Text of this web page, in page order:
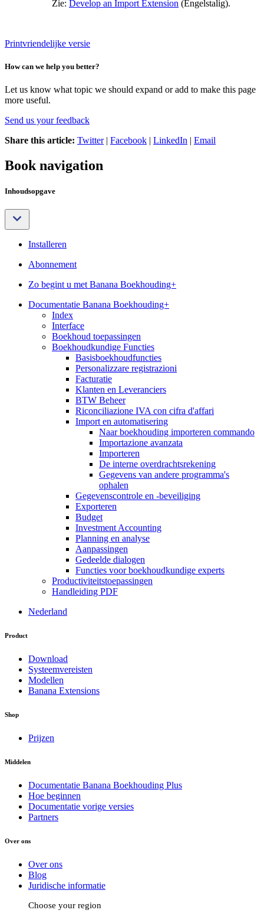
Zie: Develop an Import Extension (Engelstalig).
Printvriendelijke versie
How can we help you better?
Let us know what topic we should expand or add to make this page
more useful.
Send us your feedback
Share this article: Twitter| Facebook | LinkedIn | Email
Book navigation
Inhoudsopgave
Installeren
Abonnement
Zo begint u met Banana Boekhouding+
Documentatie Banana Boekhouding+
Index
Interface
Boekhoud toepassingen
Boekhoudkundige Functies
Basisboekhoudfuncties
Personalizzare registrazioni
Facturatie
Klanten en Leveranciers
BTW Beheer
Riconciliazione IVA con cifra d'affari
Import en automatisering
Naar boekhouding importeren commando
Importazione avanzata
Importeren
De interne overdrachtsrekening
Gegevens van andere programma's
ophalen
Gegevenscontrole en -beveiliging
Exporteren
Budget
Investment Accounting
Planning en analyse
Aanpassingen
Gedeelde dialogen
Functies voor boekhoudkundige experts
Productiviteitstoepassingen
Handleiding PDF
Nederland
Product
Download
Systeemvereisten
Modellen
Banana Extensions
Shop
Prijzen
Middelen
Documentatie Banana Boekhouding Plus
Hoe beginnen
Documentatie vorige versies
Partners
Over ons
Over ons
Blog
Juridische informatie
Choose your region